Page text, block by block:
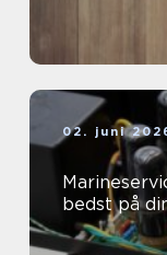
02. juni
Marineservice
bedst på